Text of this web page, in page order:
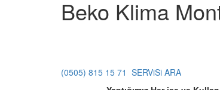
Beko Klima
(0505) 815 15 71 SERViSi ARA